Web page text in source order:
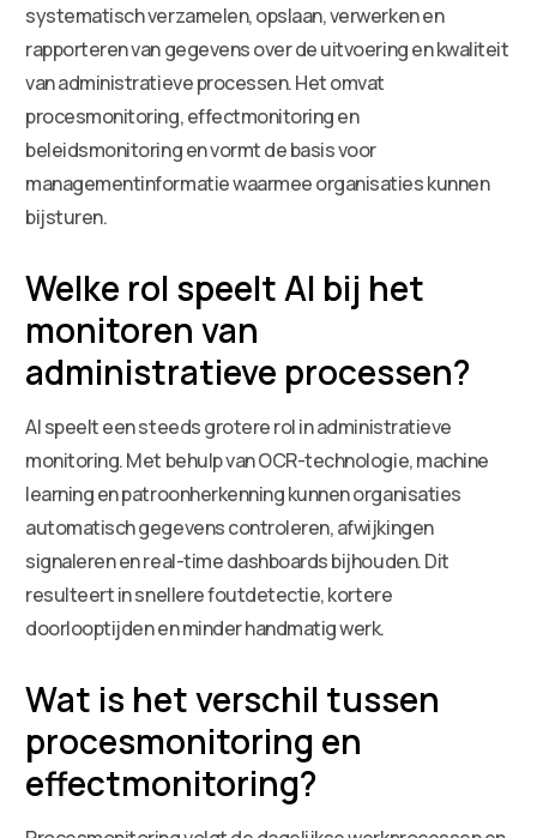
systematisch verzamelen, opslaan, verwerken en
rapporteren van gegevens over de uitvoering en kwaliteit
van administratieve processen. Het omvat
procesmonitoring, effectmonitoring en
beleidsmonitoring en vormt de basis voor
managementinformatie waarmee organisaties kunnen
bijsturen.
Welke rol speelt AI bij het
monitoren van
administratieve processen?
AI speelt een steeds grotere rol in administratieve
monitoring. Met behulp van OCR-technologie, machine
learning en patroonherkenning kunnen organisaties
automatisch gegevens controleren, afwijkingen
signaleren en real-time dashboards bijhouden. Dit
resulteert in snellere foutdetectie, kortere
doorlooptijden en minder handmatig werk.
Wat is het verschil tussen
procesmonitoring en
effectmonitoring?